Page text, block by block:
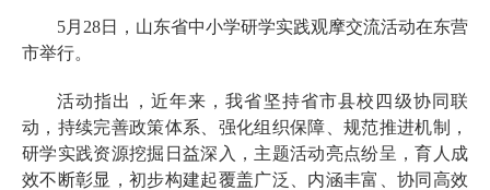
5月28日，山东省中小学研学实践观摩交流活动在东营
市举行。
活动指出，近年来，我省坚持省市县校四级协同联
动，持续完善政策体系、强化组织保障、规范推进机制，
研学实践资源挖掘日益深入，主题活动亮点纷呈，育人成
效不断彰显，初步构建起覆盖广泛、内涵丰富、协同高效